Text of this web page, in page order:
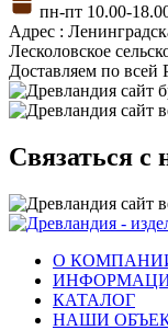
пн-пт 10.00-
Адрес :
Лесколовское
Доставляем по всей
Связаться с
О
КАТАЛОГ
НАШИ